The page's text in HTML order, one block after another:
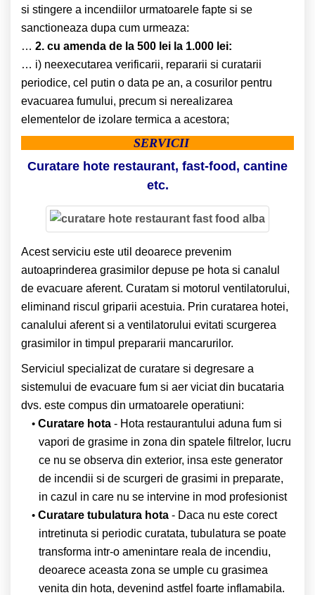
si stingere a incendiilor urmatoarele fapte si se
sanctioneaza dupa cum urmeaza:
… 2. cu amenda de la 500 lei la 1.000 lei:
… i) neexecutarea verificarii, repararii si curatarii
periodice, cel putin o data pe an, a cosurilor pentru
evacuarea fumului, precum si nerealizarea
elementelor de izolare termica a acestora;
SERVICII
Curatare hote restaurant, fast-food, cantine
etc.
Acest serviciu este util deoarece prevenim
autoaprinderea grasimilor depuse pe hota si canalul
de evacuare aferent. Curatam si motorul ventilatorului,
eliminand riscul griparii acestuia. Prin curatarea hotei,
canalului aferent si a ventilatorului evitati scurgerea
grasimilor in timpul prepararii mancarurilor.
Serviciul specializat de curatare si degresare a
sistemului de evacuare fum si aer viciat din bucataria
dvs. este compus din urmatoarele operatiuni:
Curatare hota- Hota restaurantului aduna fum si
vapori de grasime in zona din spatele filtrelor, lucru
ce nu se observa din exterior, insa este generator
de incendii si de scurgeri de grasimi in preparate,
in cazul in care nu se intervine in mod profesionist
Curatare tubulatura hota- Daca nu este corect
intretinuta si periodic curatata, tubulatura se poate
transforma intr-o amenintare reala de incendiu,
deoarece aceasta zona se umple cu grasimea
venita din hota, devenind astfel foarte inflamabila.